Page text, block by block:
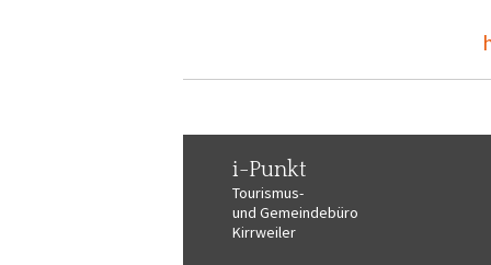
i-Punkt
Tourismus-
und Gemeindebüro
Kirrweiler